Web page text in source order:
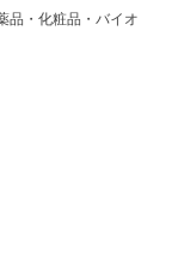
品・化粧品・バイオ